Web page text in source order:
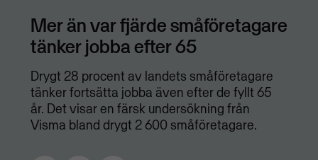
Mer än var fjärde småföretagare
tänker jobba efter 65
Drygt 28 procent av landets småföretagare
tänker fortsätta jobba även efter de fyllt 65
år. Det visar en färsk undersökning från
Visma bland drygt 2 600 småföretagare.